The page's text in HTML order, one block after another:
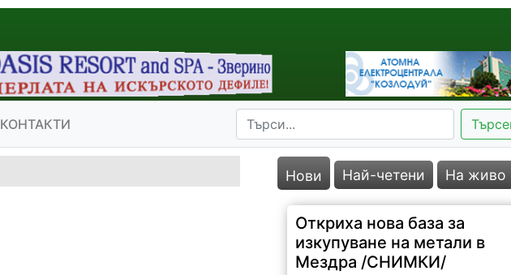
КОНТАКТИ
Нови Най-четени На живо
Откриха нова база за
изкупуване на метали в
Мездра /СНИМКИ/